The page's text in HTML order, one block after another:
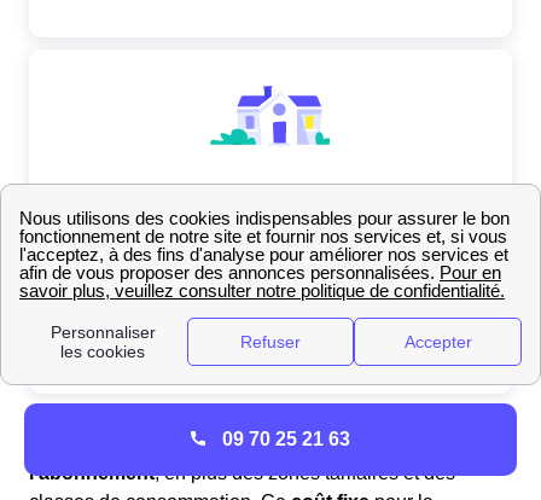
N'oubliez pas de prendre en compte le
l'abonnement, en plus des zones tarifaires et des
09 70 25 21 63